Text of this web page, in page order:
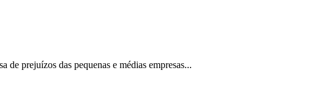
de prejuízos das pequenas e médias empresas...